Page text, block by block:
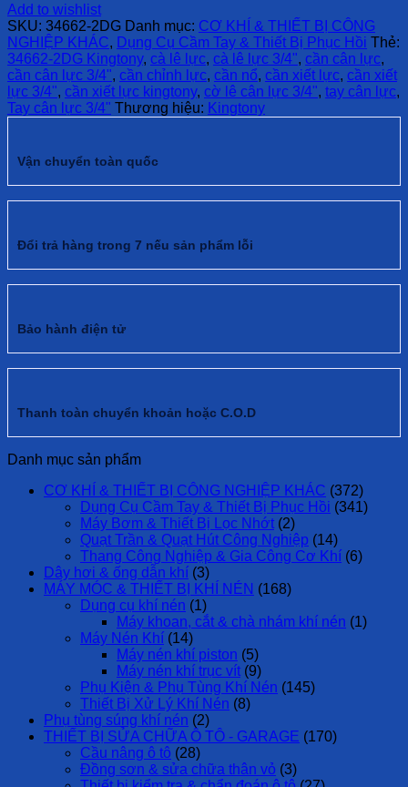
Add to wishlist
SKU: 34662-2DG Danh mục: CƠ KHÍ & THIẾT BỊ CÔNG
NGHIỆP KHÁC, Dụng Cụ Cầm Tay & Thiết Bị Phục Hồi Thẻ:
34662-2DG Kingtony, cà lê lực, cà lê lực 3/4", cần cân lực,
cần cân lực 3/4", cần chỉnh lực, cần nổ, cần xiết lực, cần xiết
lực 3/4", cần xiết lực kingtony, cờ lê cân lực 3/4", tay cân lực,
Tay cân lực 3/4" Thương hiệu: Kingtony
Vận chuyển toàn quốc
Đổi trả hàng trong 7 nếu sản phẩm lỗi
Bảo hành điện tử
Thanh toàn chuyển khoản hoặc C.O.D
Danh mục sản phẩm
CƠ KHÍ & THIẾT BỊ CÔNG NGHIỆP KHÁC (372)
Dụng Cụ Cầm Tay & Thiết Bị Phục Hồi (341)
Máy Bơm & Thiết Bị Lọc Nhớt (2)
Quạt Trần & Quạt Hút Công Nghiệp (14)
Thang Công Nghiệp & Gia Công Cơ Khí (6)
Dây hơi & ống dẫn khí (3)
MÁY MÓC & THIẾT BỊ KHÍ NÉN (168)
Dụng cụ khí nén (1)
Máy khoan, cắt & chà nhám khí nén (1)
Máy Nén Khí (14)
Máy nén khí piston (5)
Máy nén khí trục vít (9)
Phụ Kiện & Phụ Tùng Khí Nén (145)
Thiết Bị Xử Lý Khí Nén (8)
Phụ tùng súng khí nén (2)
THIẾT BỊ SỬA CHỮA Ô TÔ - GARAGE (170)
Cầu nâng ô tô (28)
Đồng sơn & sửa chữa thân vỏ (3)